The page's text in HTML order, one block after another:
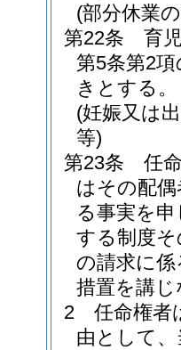
(部分休業
第22条
育
第5条第2
きとする。
(妊娠又は
等)
第23条
任
はその配
る事実を
する制度
の請求に
措置を講
2
任命権者
由として